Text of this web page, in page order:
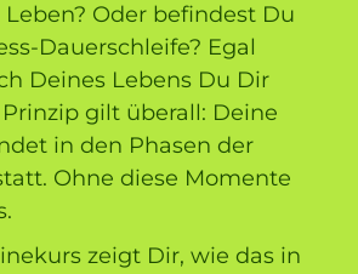
Oder befindest Du
Dauerschleife? Egal
Deines Lebens Du Dir
gilt überall: Deine
in den Phasen der
Ohne diese Momente
zeigt Dir, wie das in